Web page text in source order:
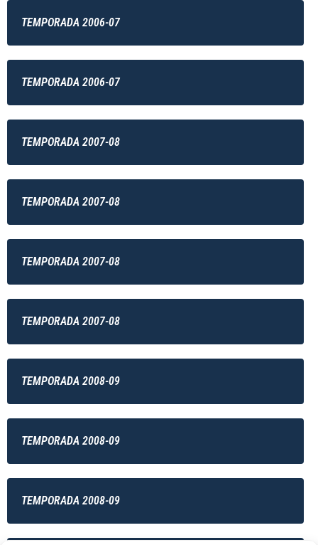
TEMPORADA 2006-07
TEMPORADA 2006-07
TEMPORADA 2007-08
TEMPORADA 2007-08
TEMPORADA 2007-08
TEMPORADA 2007-08
TEMPORADA 2008-09
TEMPORADA 2008-09
TEMPORADA 2008-09